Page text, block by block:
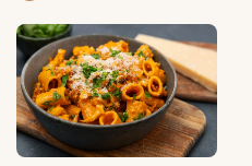
Kremet pasta med chorizo